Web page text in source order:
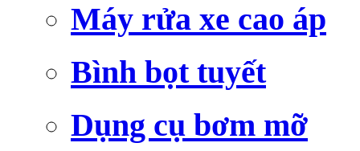
Máy rửa xe cao áp
Bình bọt tuyết
Dụng cụ bơm mỡ